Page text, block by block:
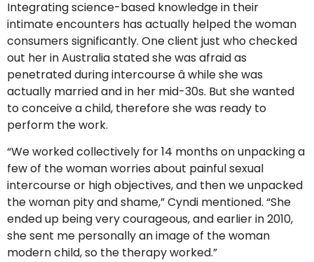
Integrating science-based knowledge in their
intimate encounters has actually helped the woman
consumers significantly. One client just who checked
out her in Australia stated she was afraid as
penetrated during intercourse â while she was
actually married and in her mid-30s. But she wanted
to conceive a child, therefore she was ready to
perform the work.
“We worked collectively for 14 months on unpacking a
few of the woman worries about painful sexual
intercourse or high objectives, and then we unpacked
the woman pity and shame,” Cyndi mentioned. “She
ended up being very courageous, and earlier in 2010,
she sent me personally an image of the woman
modern child, so the therapy worked.”